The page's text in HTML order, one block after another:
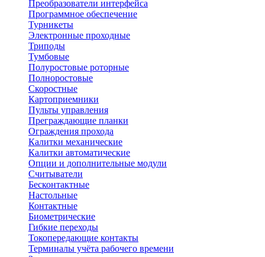
Преобразователи интерфейса
Программное обеспечение
Турникеты
Электронные проходные
Триподы
Тумбовые
Полуростовые роторные
Полноростовые
Скоростные
Картоприемники
Пульты управления
Преграждающие планки
Ограждения прохода
Калитки механические
Калитки автоматические
Опции и дополнительные модули
Считыватели
Бесконтактные
Настольные
Контактные
Биометрические
Гибкие переходы
Токопередающие контакты
Терминалы учёта рабочего времени